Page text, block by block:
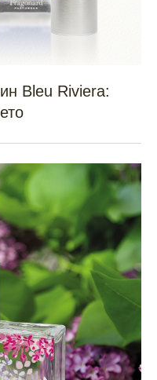
Bleu Riviera: